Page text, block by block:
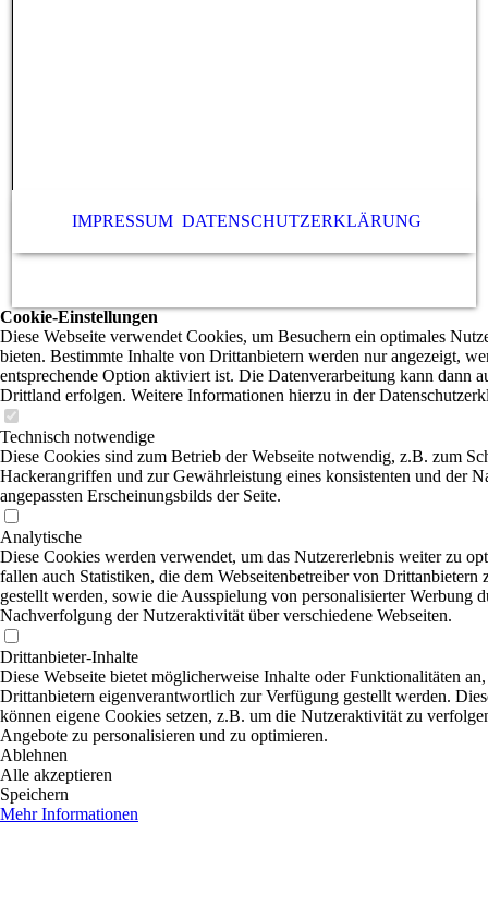
IMPRESSUM DATENSCHUTZERKLÄRUNG
Cookie-Einstellungen
Diese Webseite verwendet Cookies, um Besuchern ein optimales
bieten. Bestimmte Inhalte von Drittanbietern werden nur angezeigt,
entsprechende Option aktiviert ist. Die Datenverarbeitung kann dann
Drittland erfolgen. Weitere Informationen hierzu in der
Technisch notwendige
Diese Cookies sind zum Betrieb der Webseite notwendig, z.B. zum
Hackerangriffen und zur Gewährleistung eines konsistenten und der
angepassten Erscheinungsbilds der Seite.
Analytische
Diese Cookies werden verwendet, um das Nutzererlebnis weiter zu
fallen auch Statistiken, die dem Webseitenbetreiber von Drittanbietern
gestellt werden, sowie die Ausspielung von personalisierter Werbung
Nachverfolgung der Nutzeraktivität über verschiedene Webseiten.
Drittanbieter-Inhalte
Diese Webseite bietet möglicherweise Inhalte oder Funktionalitäten
Drittanbietern eigenverantwortlich zur Verfügung gestellt werden.
können eigene Cookies setzen, z.B. um die Nutzeraktivität zu
Angebote zu personalisieren und zu optimieren.
Ablehnen
Alle akzeptieren
Speichern
Mehr Informationen